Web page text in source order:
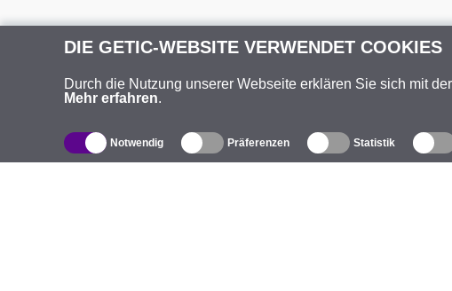
DIE GETIC-WEBSITE VERWENDET COOKIES
Durch die Nutzung unserer Webseite erklären Sie sich mit
Mehr erfahren.
Notwendig Präferenzen Statistik